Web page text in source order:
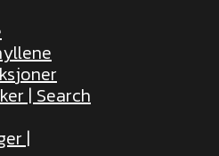
| Search
|